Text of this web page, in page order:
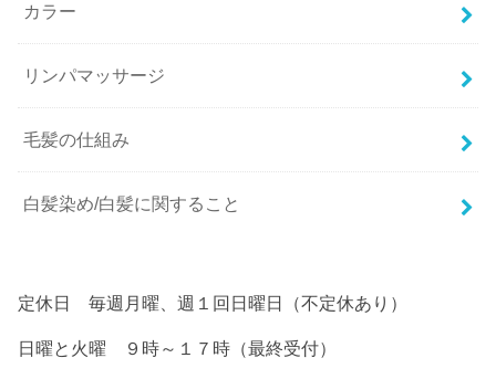
カラー
リンパマッサージ
毛髪の仕組み
白髪染め/白髪に関すること
定休日 毎週月曜、週１回日曜日（不定休あり）
日曜と火曜 ９時～１７時（最終受付）